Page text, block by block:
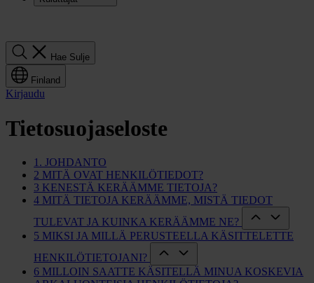
Hae Sulje
Finland
Kirjaudu
Tietosuojaseloste
1. JOHDANTO
2 MITÄ OVAT HENKILÖTIEDOT?
3 KENESTÄ KERÄÄMME TIETOJA?
4 MITÄ TIETOJA KERÄÄMME, MISTÄ TIEDOT
TULEVAT JA KUINKA KERÄÄMME NE?
5 MIKSI JA MILLÄ PERUSTEELLA KÄSITTELETTE
HENKILÖTIETOJANI?
6 MILLOIN SAATTE KÄSITELLÄ MINUA KOSKEVIA